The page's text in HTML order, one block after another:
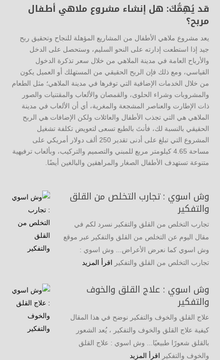
قد يُهِمُّكَ: هل إنشاء مشروع ملاهي أطفال
مربح؟
يعد مشروع ملاهي الأطفال من المشاريع المؤهلة للنجاح وتحقيق ربح
جيد إذا استطعت إدارته على النحو السليم، وستحصل على الدخل
والأرباح العامة في مدينة الملاهي من خلال سعر تذكرة الدخول
القياسي، ومع ذلك فإن الربح الحقيقي من المستهلك أو العميل يكون
من خلال الخدمات الإضافية التي توفرها في مدينة الملاهي؛ مثل الطعام
والمشروبات وشراء الحلوى، والقمصان والألعاب والمقتنيات والصور
ذات الإطارت والعناصر المشجعة والمغرية، أي أن الألعاب في مدينة
الملاهي هي التي تجذب الأطفال والعائلات ولكن الإضافات هي الربح
الحقيقي بالنسبة لك، فأنتَ بالطبع تسعى لتعويض تكلفة تشغيل
المشروع التي تبلغ على أدنى تقدير 250 ألف دولار أمريكي على
مساحة 4.65 كيلومتر مربع للمبني والتصميم والتركيب، وبألعاب ترفيهية
متنوعة تستهدف الأطفال الصغار والمراهقين والبالغين أيضًا.
وش اسوي : تجارب التخلص من القلق
والتفكير
تجارب التخلص من القلق والتفكير نسرد لكم في
مقال اليوم عن التخلص من القلق والتفكير عبر موقع
وش اسوي كما نعرض الأعراض... وش اسوي :
تجارب التخلص من القلق والتفكير اقرأ المزيد
وش اسوي : علاج القلق والخوف
والتفكير
علاج القلق والخوف والتفكير نوضح في هذا المقال
كيفية علاج القلق والخوف والتفكير ، يُعد الشعور
بالقلق شعورًا طبيعيًا... وش اسوي : علاج القلق
والخوف والتفكير اقرأ المزيد